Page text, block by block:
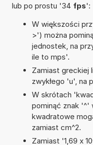
lub po prostu '34 fps':
W większości
>') można
jednostek, na
ile to mps'.
Zamiast greckiej
zwykłego 'u', na
W skrótach
pominąć znak '^'
kwadratowe
zamiast cm^2.
Zamiast '1,69 x